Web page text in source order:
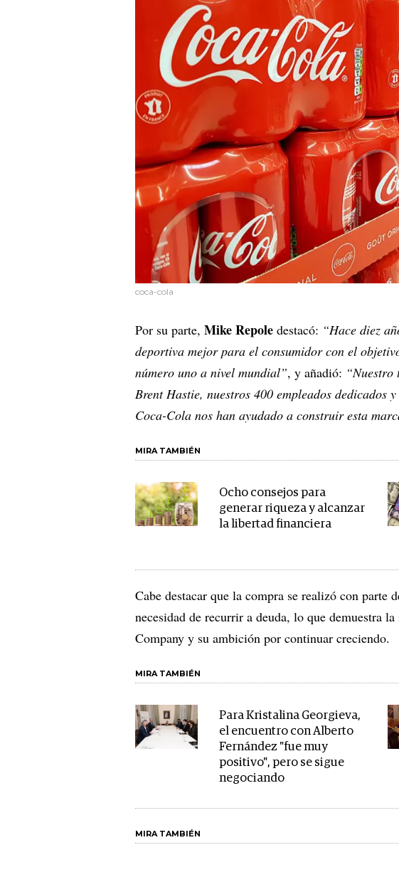
coca-cola
Por su parte, Mike Repole destacó: “Hace diez
deportiva mejor para el consumidor con el
número uno a nivel mundial”, y añadió:
Brent Hastie, nuestros 400 empleados dedicados
Coca-Cola nos han ayudado a construir esta
MIRA TAMBIÉN
Ocho consejos para
generar riqueza y alcanzar
la libertad financiera
Cabe destacar que la compra se realizó con
necesidad de recurrir a deuda, lo que demuestra
Company y su ambición por continuar creciendo.
MIRA TAMBIÉN
Para Kristalina Georgieva,
el encuentro con Alberto
Fernández "fue muy
positivo", pero se sigue
negociando
MIRA TAMBIÉN